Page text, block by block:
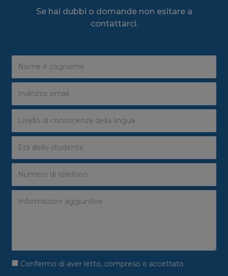
Se hai dubbi o domande non esitare a
contattarci.
Confermo di aver letto, compreso e accettato